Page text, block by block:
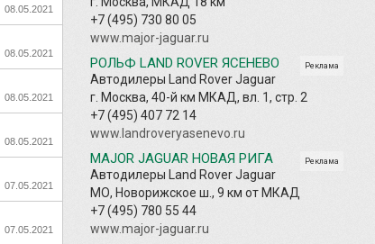
08.05.2021
08.05.2021
08.05.2021
08.05.2021
07.05.2021
07.05.2021
+7 (495) 730 80 05
www.major-jaguar.ru
Реклама
РОЛЬФ LAND ROVER ЯСЕНЕВО
Автодилеры Land Rover Jaguar
г. Москва, 40-й км МКАД, вл. 1, стр. 2
+7 (495) 407 72 14
www.landroveryasenevo.ru
Реклама
MAJOR JAGUAR НОВАЯ РИГА
Автодилеры Land Rover Jaguar
МО, Новорижское ш., 9 км от МКАД
+7 (495) 780 55 44
www.major-jaguar.ru